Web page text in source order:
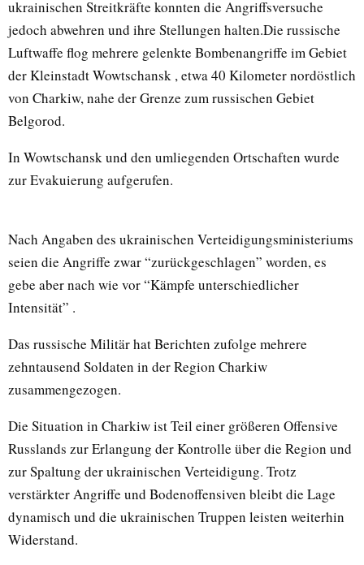
ukrainischen Streitkräfte konnten die Angriffsversuche
jedoch abwehren und ihre Stellungen halten.Die russische
Luftwaffe flog mehrere gelenkte Bombenangriffe im Gebiet
der Kleinstadt Wowtschansk , etwa 40 Kilometer nordöstlich
von Charkiw, nahe der Grenze zum russischen Gebiet
Belgorod.
In Wowtschansk und den umliegenden Ortschaften wurde
zur Evakuierung aufgerufen.
Nach Angaben des ukrainischen Verteidigungsministeriums
seien die Angriffe zwar “zurückgeschlagen” worden, es
gebe aber nach wie vor “Kämpfe unterschiedlicher
Intensität” .
Das russische Militär hat Berichten zufolge mehrere
zehntausend Soldaten in der Region Charkiw
zusammengezogen.
Die Situation in Charkiw ist Teil einer größeren Offensive
Russlands zur Erlangung der Kontrolle über die Region und
zur Spaltung der ukrainischen Verteidigung. Trotz
verstärkter Angriffe und Bodenoffensiven bleibt die Lage
dynamisch und die ukrainischen Truppen leisten weiterhin
Widerstand.